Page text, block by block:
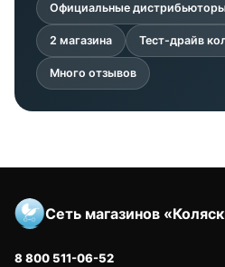
Официальные дистрибьюторы
2 магазина Тест-драйв
Много отзывов
Сеть магазинов
8 800 511-06-52